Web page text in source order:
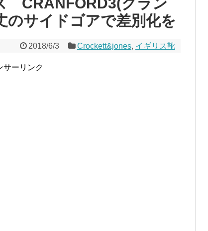
CRANFORD3(クラン
サイドゴアで差別化を
2018/6/3 Crockett&jones, イギリス靴
サーリンク